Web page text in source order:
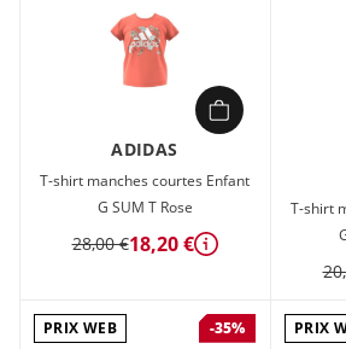
survêtement au jean. Le design à logo
à un look sobre.
Nos produits en coton soutiennent une
ADIDAS
T-shirt manches courtes Enfant
G SUM T Rose
28,00 €18,20 € Détails
T-shirt
PRIX WEB -35% PRIX